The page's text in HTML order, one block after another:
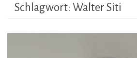
Schlagwort: Walter Siti